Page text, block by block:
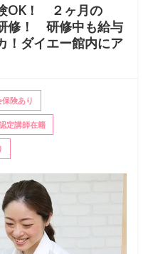
OK！ ２ヶ月の
修！ 研修中も給与
ダイエー館内にア
険あり
定講師在籍